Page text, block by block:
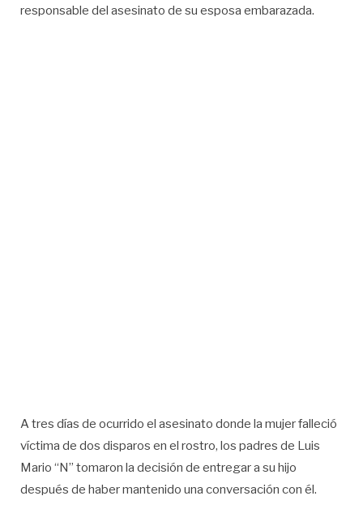
responsable del asesinato de su esposa embarazada.
A tres días de ocurrido el asesinato donde la mujer falleció
víctima de dos disparos en el rostro, los padres de Luis
Mario “N” tomaron la decisión de entregar a su hijo
después de haber mantenido una conversación con él.